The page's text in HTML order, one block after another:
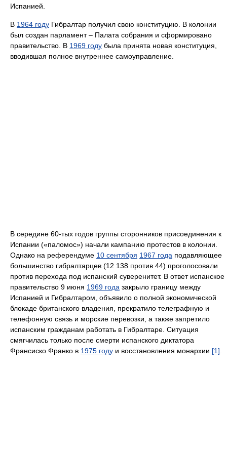
Испанией.
В 1964 году Гибралтар получил свою конституцию. В колонии
был создан парламент – Палата собрания и сформировано
правительство. В 1969 году была принята новая конституция,
вводившая полное внутреннее самоуправление.
В середине 60-тых годов группы сторонников присоединения к
Испании («паломос») начали кампанию протестов в колонии.
Однако на референдуме 10 сентября 1967 года подавляющее
большинство гибралтарцев (12 138 против 44) проголосовали
против перехода под испанский суверенитет. В ответ испанское
правительство 9 июня 1969 года закрыло границу между
Испанией и Гибралтаром, объявило о полной экономической
блокаде британского владения, прекратило телеграфную и
телефонную связь и морские перевозки, а также запретило
испанским гражданам работать в Гибралтаре. Ситуация
смягчилась только после смерти испанского диктатора
Франсиско Франко в 1975 году и восстановления монархии [1]